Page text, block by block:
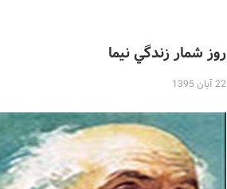
روز شمار زندگي نیما
22 آبان 1395